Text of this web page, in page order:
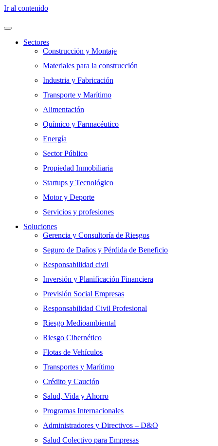
Ir al contenido
Sectores
Construcción y Montaje
Materiales para la construcción
Industria y Fabricación
Transporte y Marítimo
Alimentación
Químico y Farmacéutico
Energía
Sector Público
Propiedad Inmobiliaria
Startups y Tecnológico
Motor y Deporte
Servicios y profesiones
Soluciones
Gerencia y Consultoría de Riesgos
Seguro de Daños y Pérdida de Beneficio
Responsabilidad civil
Inversión y Planificación Financiera
Previsión Social Empresas
Responsabilidad Civil Profesional
Riesgo Medioambiental
Riesgo Cibernético
Flotas de Vehículos
Transportes y Marítimo
Crédito y Caución
Salud, Vida y Ahorro
Programas Internacionales
Administradores y Directivos – D&O
Salud Colectivo para Empresas